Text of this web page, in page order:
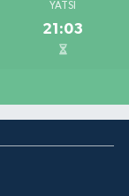
YATSI
21:03